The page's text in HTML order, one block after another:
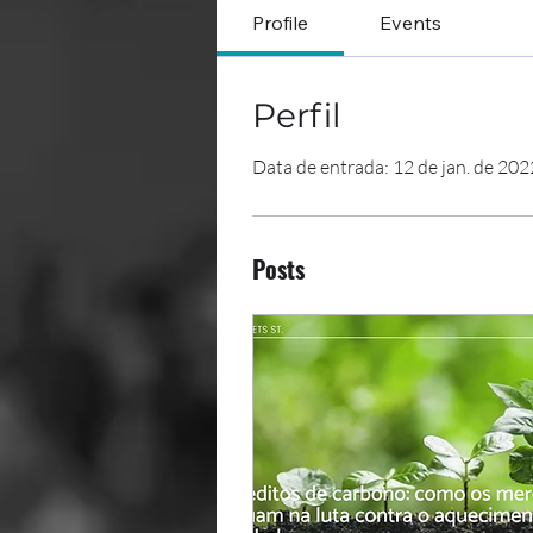
Profile Events
Perfil
Data de entrada: 12 de jan. de
Posts